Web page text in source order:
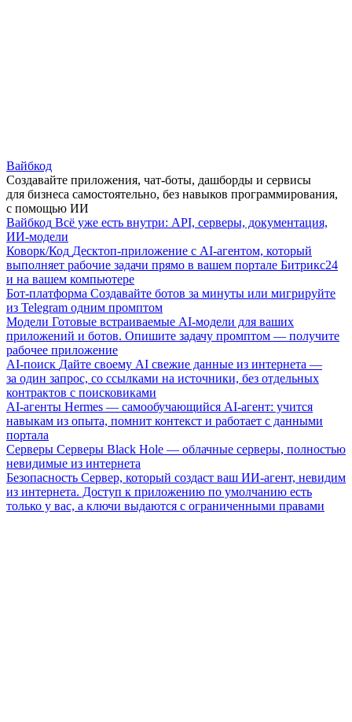
Вайбкод
Создавайте приложения, чат-боты, дашборды и сервисы
для бизнеса самостоятельно, без навыков программирования,
с помощью ИИ
Вайбкод Всё уже есть внутри: API, серверы, документация,
ИИ-модели
Коворк/Код Десктоп-приложение с AI-агентом, который
выполняет рабочие задачи прямо в вашем портале Битрикс24
и на вашем компьютере
Бот-платформа Создавайте ботов за минуты или мигрируйте
из Telegram одним промптом
Модели Готовые встраиваемые AI-модели для ваших
приложений и ботов. Опишите задачу промптом — получите
рабочее приложение
AI-поиск Дайте своему AI свежие данные из интернета —
за один запрос, со ссылками на источники, без отдельных
контрактов с поисковиками
AI-агенты Hermes — самообучающийся AI-агент: учится
навыкам из опыта, помнит контекст и работает с данными
портала
Серверы Серверы Black Hole — облачные серверы, полностью
невидимые из интернета
Безопасность Сервер, который создаст ваш ИИ-агент, невидим
из интернета. Доступ к приложению по умолчанию есть
только у вас, а ключи выдаются с ограниченными правами